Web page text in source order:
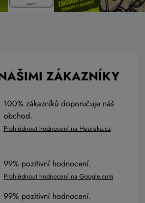
ZÁKAZNÍKY
100% zákazníků doporučuje náš
obchod.
Prohlédnout hodnocení na Heureka.cz
99% pozitivní hodnocení.
Prohlédnout hodnocení na Google.com
99% pozitivní hodnocení.